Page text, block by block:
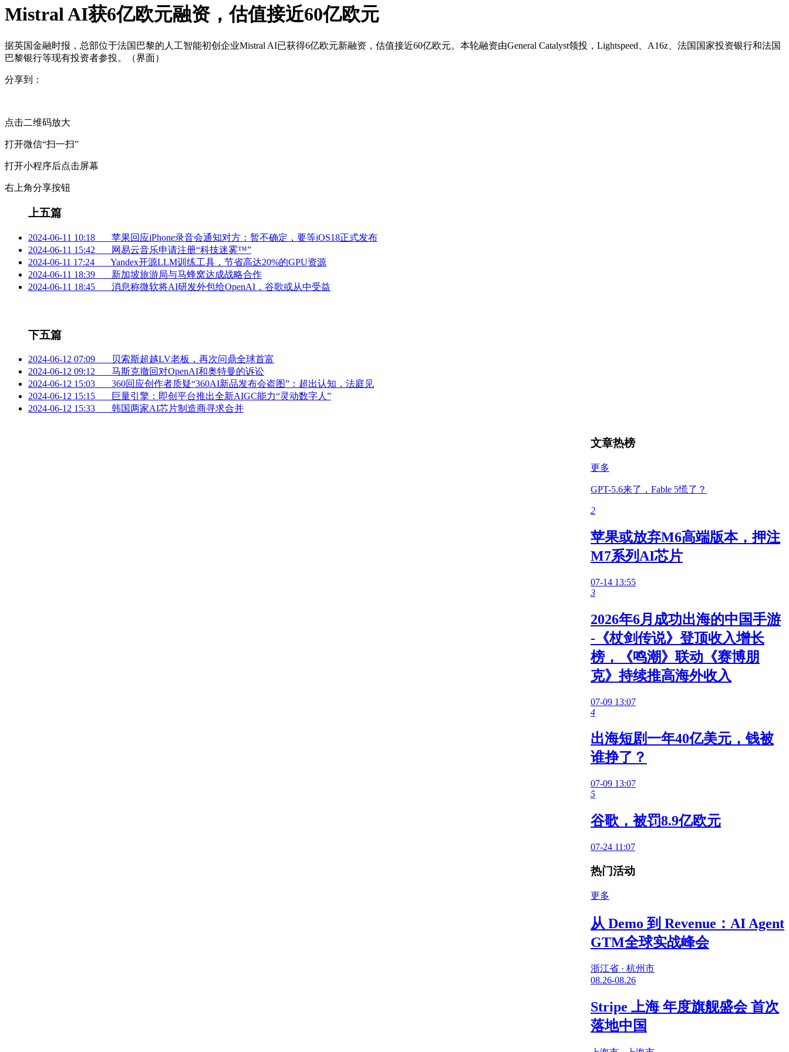
Mistral AI获6亿欧元融资，估值接近60亿欧元
据英国金融时报，总部位于法国巴黎的人工智能初创企业Mistral AI已获得6亿欧元新融资，估值接近60亿欧元。本轮融资由General Catalyst领投，Lightspeed、A16z、法国国家投资银行和法国
巴黎银行等现有投资者参投。（界面）
分享到：
点击二维码放大
打开微信“扫一扫”
打开小程序后点击屏幕
右上角分享按钮
上五篇
2024-06-11 10:18
苹果回应iPhone录音会通知对方：暂不确定，要等iOS18正式发布
2024-06-11 15:42
网易云音乐申请注册“科技迷雾™”
2024-06-11 17:24
Yandex开源LLM训练工具，节省高达20%的GPU资源
2024-06-11 18:39
新加坡旅游局与马蜂窝达成战略合作
2024-06-11 18:45
消息称微软将AI研发外包给OpenAI，谷歌或从中受益
下五篇
2024-06-12 07:09
贝索斯超越LV老板，再次问鼎全球首富
2024-06-12 09:12
马斯克撤回对OpenAI和奥特曼的诉讼
2024-06-12 15:03
360回应创作者质疑“360AI新品发布会盗图”：超出认知，法庭见
2024-06-12 15:15
巨量引擎：即创平台推出全新AIGC能力“灵动数字人”
2024-06-12 15:33
韩国两家AI芯片制造商寻求合并
文章热榜
更多
GPT-5.6来了，Fable 5慌了？
2
苹果或放弃M6高端版本，押注
M7系列AI芯片
07-14 13:55
3
2026年6月成功出海的中国手游
-《杖剑传说》登顶收入增长
榜，《鸣潮》联动《赛博朋
克》持续推高海外收入
07-09 13:07
4
出海短剧一年40亿美元，钱被
谁挣了？
07-09 13:07
5
谷歌，被罚8.9亿欧元
07-24 11:07
热门活动
更多
从 Demo 到 Revenue：AI Agent
GTM全球实战峰会
浙江省 · 杭州市
08.26-08.26
Stripe 上海 年度旗舰盛会 首次
落地中国